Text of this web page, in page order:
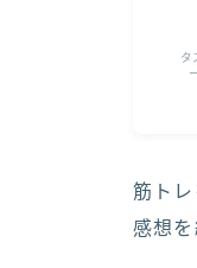
タ
筋ト
感想を